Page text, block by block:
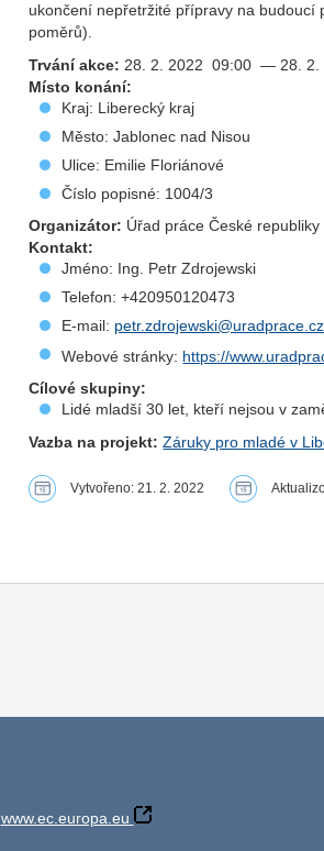
ukončení nepřetržité přípravy na
poměrů).
Trvání akce: 28. 2. 2022 09:00 — 28. 2.
Místo konání:
Kraj: Liberecký kraj
Město: Jablonec nad Nisou
Ulice: Emilie Floriánové
Číslo popisné: 1004/3
Organizátor: Úřad práce České
Kontakt:
Jméno: Ing. Petr Zdrojewski
Telefon: +420950120473
E-mail: petr.zdrojewski@uradprace.cz
Webové stránky: https://
Cílové skupiny:
Lidé mladší 30 let, kteří nejsou v
Vazba na projekt: Záruky pro mladé v
Vytvořeno: 21. 2. 2022
www.ec.europa.eu